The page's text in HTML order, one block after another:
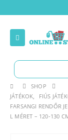
SHOP
JÁTÉKOK, FIÚS
FARSANGI RENDŐR
L MÉRET – 120-130